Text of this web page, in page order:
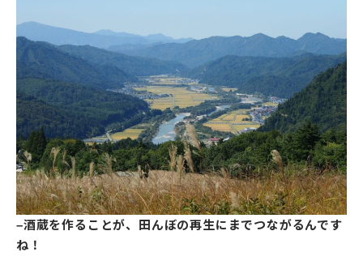
–酒蔵を作ることが、田んぼの再生にまでつながるんです
ね！